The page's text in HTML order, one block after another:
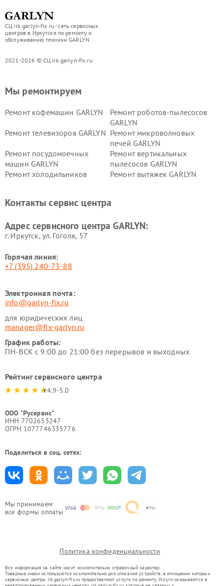
СЦ irk.garlyn-fix.ru - сеть сервисных
центров в Иркутске по ремонту и
обслуживанию техники GARLYN
2021-2026 © СЦ irk.garlyn-fix.ru
Мы принимаем
все формы оплаты
Мы ремонтируем
Ремонт кофемашин GARLYN
Ремонт роботов-пылесосов
GARLYN
Ремонт телевизоров GARLYN Ремонт микроволновых
печей GARLYN
Ремонт посудомоечных
машин GARLYN
Ремонт вертикальных
пылесосов GARLYN
Ремонт холодильников
Ремонт вытяжек GARLYN
стеклоочистителей GARLYN
GARLYN
GARLYN
Контакты сервис центра
Адрес сервисного центра GARLYN:
г. Иркутск, ул. ​Гоголя, 57
Горячая линия:
+7 (395) 240-73-88
Электронная почта:
info@garlyn-fix.ru
для юридических лиц
manager@fix-garlyn.ru
График работы:
ПН-ВСК с 9:00 до 21:00 без перерывов и выходных
Рейтинг сервисного центра
4.9-5.0
ООО "Русервис"
ИНН 7702633247
ОГРН 1077746335776
Поделиться в соц. сетях:
Политика конфиденциальности
Вся информация на сайте носит исключительно справочный характер.
Товарные знаки используются исключительно для описания устройств, в отношении которых
сервисные центры irk.garlyn-fix.ru предоставляют услуги по ремонту. Услуги оказываются в